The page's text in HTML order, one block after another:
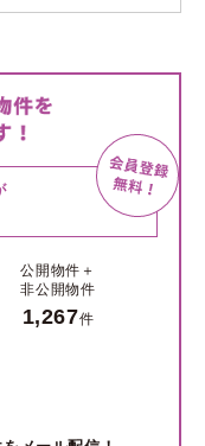
公開物件＋
非公開物件
1,267件